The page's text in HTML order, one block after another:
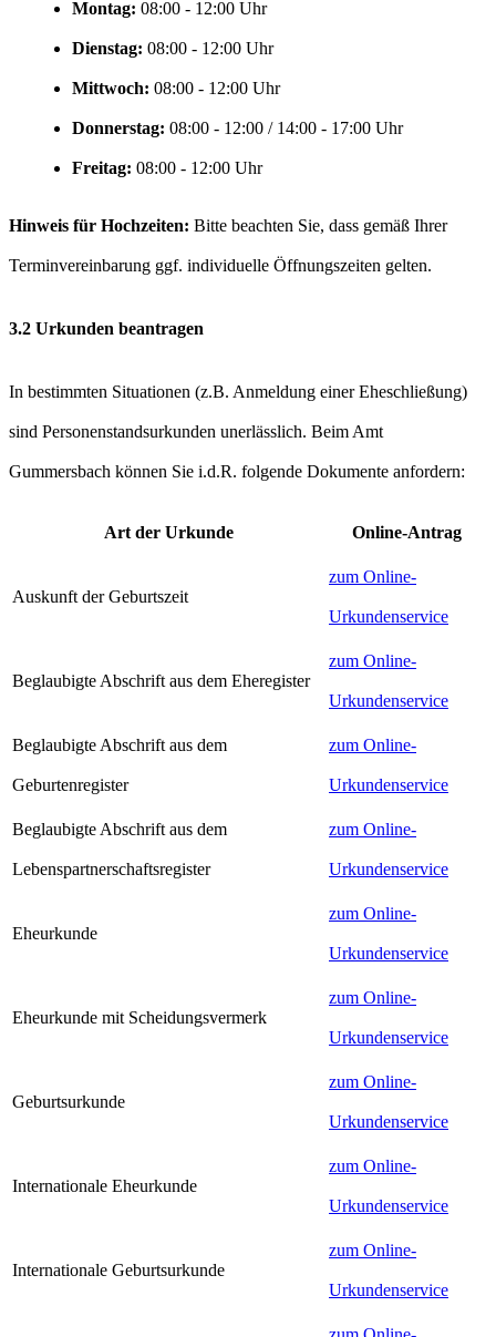
Montag: Uhr
Dienstag: Uhr
Mittwoch: Uhr
Donnerstag: Uhr
Freitag: Uhr
Hinweis für Hochzeiten: Bitte beachten Sie, dass gemäß Ihrer
Terminvereinbarung ggf. individuelle Öffnungszeiten gelten.
3.2 Urkunden beantragen
In bestimmten Situationen (z.B. Anmeldung einer Eheschließung)
sind Personenstandsurkunden unerlässlich. Beim Amt
Gummersbach können Sie i.d.R. folgende Dokumente anfordern:
Art der Urkunde Online-Antrag
Auskunft der Geburtszeit
zum Online-
Urkundenservice
Beglaubigte Abschrift aus dem Eheregister
zum Online-
Urkundenservice
Beglaubigte Abschrift aus dem
Geburtenregister
zum Online-
Urkundenservice
Beglaubigte Abschrift aus dem
Lebenspartnerschaftsregister
zum Online-
Urkundenservice
Eheurkunde
zum Online-
Urkundenservice
Eheurkunde mit Scheidungsvermerk
zum Online-
Urkundenservice
Geburtsurkunde
zum Online-
Urkundenservice
Internationale Eheurkunde
zum Online-
Urkundenservice
Internationale Geburtsurkunde
zum Online-
Urkundenservice